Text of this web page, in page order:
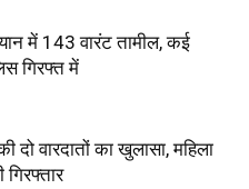
में 143 वारंट तामील, कई
गिरफ्त में
दो वारदातों का खुलासा, महिला